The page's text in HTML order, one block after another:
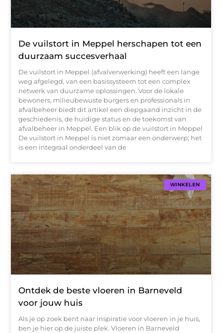
De vuilstort in Meppel herschapen tot een
duurzaam succesverhaal
De vuilstort in Meppel (afvalverwerking) heeft een lange
weg afgelegd, van een basissysteem tot een complex
netwerk van duurzame oplossingen. Voor de lokale
bewoners, milieubewuste burgers en professionals in
afvalbeheer biedt dit artikel een diepgaand inzicht in de
geschiedenis, de huidige status en de toekomst van
afvalbeheer in Meppel. Een blik op de vuilstort in Meppel
De vuilstort in Meppel is niet zomaar een onderwerp; het
is een integraal onderdeel van de
WINKELEN
Ontdek de beste vloeren in Barneveld
voor jouw huis
Als je op zoek bent naar inspiratie voor vloeren in je huis,
ben je hier op de juiste plek. Vloeren in Barneveld